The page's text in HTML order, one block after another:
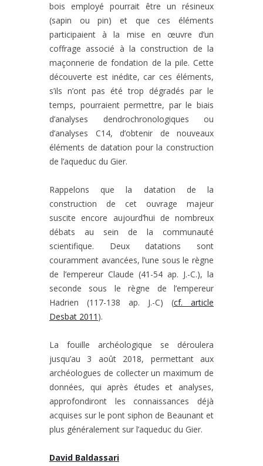
bois employé pourrait être un résineux
(sapin ou pin) et que ces éléments
participaient à la mise en œuvre d’un
coffrage associé à la construction de la
maçonnerie de fondation de la pile. Cette
découverte est inédite, car ces éléments,
s’ils n’ont pas été trop dégradés par le
temps, pourraient permettre, par le biais
d’analyses dendrochronologiques ou
d’analyses C14, d’obtenir de nouveaux
éléments de datation pour la construction
de l’aqueduc du Gier.
Rappelons que la datation de la
construction de cet ouvrage majeur
suscite encore aujourd’hui de nombreux
débats au sein de la communauté
scientifique. Deux datations sont
couramment avancées, l’une sous le règne
de l’empereur Claude (41-54 ap. J.-C.), la
seconde sous le règne de l’empereur
Hadrien (117-138 ap. J.-C) (cf. article
Desbat 2011 ).
La fouille archéologique se déroulera
jusqu’au 3 août 2018, permettant aux
archéologues de collecter un maximum de
données, qui après études et analyses,
approfondiront les connaissances déjà
acquises sur le pont siphon de Beaunant et
plus généralement sur l’aqueduc du Gier.
David Baldassari